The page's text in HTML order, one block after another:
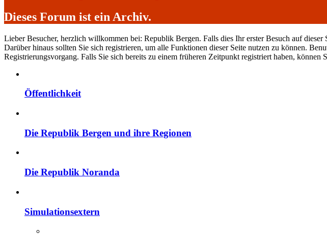
Dieses Forum ist ein Archiv.
Lieber Besucher, herzlich willkommen bei: Republik Bergen. Falls dies Ihr erster Besuch auf dieser
Darüber hinaus sollten Sie sich registrieren, um alle Funktionen dieser Seite nutzen zu können.
Registrierungsvorgang. Falls Sie sich bereits zu einem früheren Zeitpunkt registriert haben, können
Öffentlichkeit
Die Republik Bergen und ihre Regionen
Die Republik Noranda
Simulationsextern